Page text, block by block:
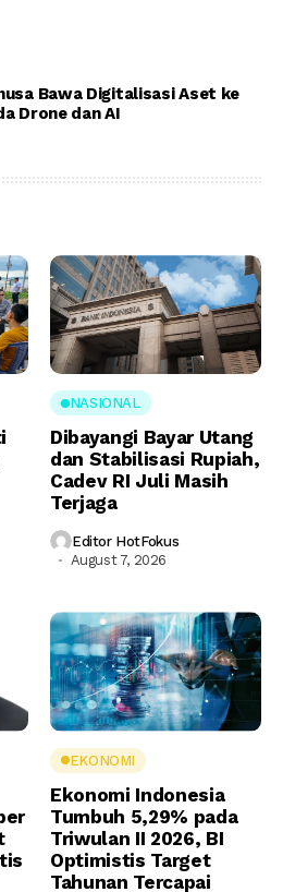
Bawa Digitalisasi Aset ke
Drone dan AI
NASIONAL
Dibayangi Bayar Utang
dan Stabilisasi Rupiah,
Cadev RI Juli Masih
Terjaga
Editor HotFokus
August 7, 2026
EKONOMI
Ekonomi Indonesia
Tumbuh 5,29% pada
Triwulan II 2026, BI
Optimistis Target
Tahunan Tercapai